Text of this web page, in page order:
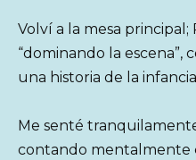
Volví a la mesa principal;
“dominando la escena”,
una historia de la
Me senté
contando mentalmente